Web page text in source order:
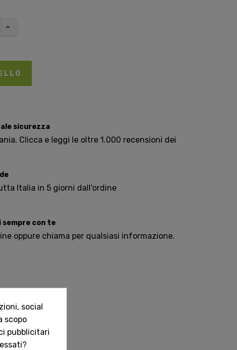
sicurezza
Clicca e leggi le oltre 1.000 recensioni dei
Italia in 5 giorni dall'ordine
sempre con te
oppure chiama per qualsiasi informazione.
social
scopo
pubblicitari